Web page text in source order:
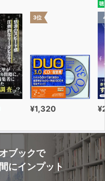
3位
¥1,320
聴
ブックで
にインプット